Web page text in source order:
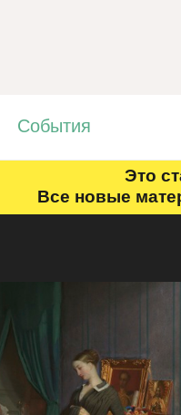
События
Это
Все новые